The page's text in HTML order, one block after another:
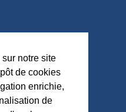
notre site
de cookies
enrichie,
de